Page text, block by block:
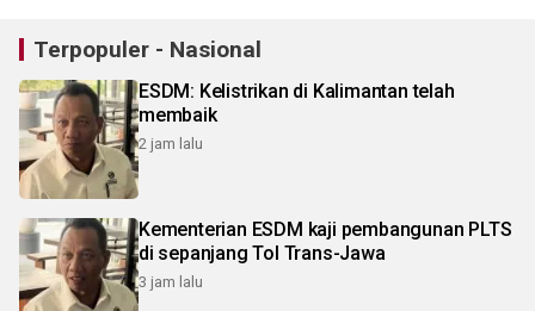
Terpopuler - Nasional
ESDM: Kelistrikan di Kalimantan telah
membaik
2 jam lalu
Kementerian ESDM kaji pembangunan PLTS
di sepanjang Tol Trans-Jawa
3 jam lalu